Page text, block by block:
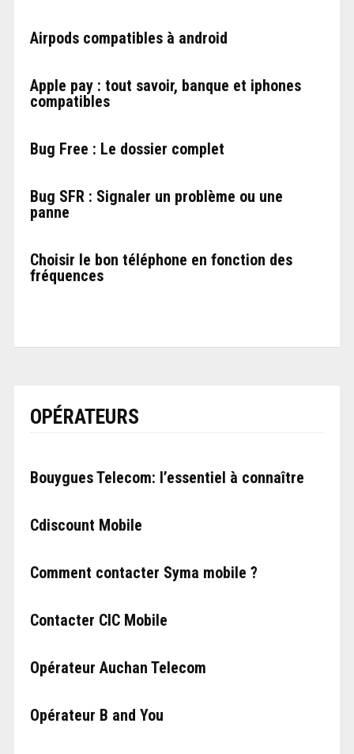
Airpods compatibles à android
Apple pay : tout savoir, banque et iphones
compatibles
Bug Free : Le dossier complet
Bug SFR : Signaler un problème ou une
panne
Choisir le bon téléphone en fonction des
fréquences
OPÉRATEURS
Bouygues Telecom: l’essentiel à connaître
Cdiscount Mobile
Comment contacter Syma mobile ?
Contacter CIC Mobile
Opérateur Auchan Telecom
Opérateur B and You